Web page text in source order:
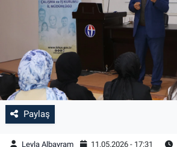
Paylaş
Leyla Albayram 11.05.2026 - 17:31